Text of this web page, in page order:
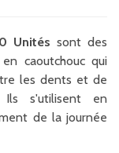
Unités sont des
caoutchouc qui
les dents et de
Ils s'utilisent en
de la journée